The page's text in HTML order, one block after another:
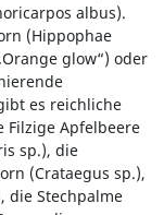
albus).
(Hippophae
glow“) oder
es reichliche
Filzige Apfelbeere
sp.), die
(Crataegus sp.),
die Stechpalme